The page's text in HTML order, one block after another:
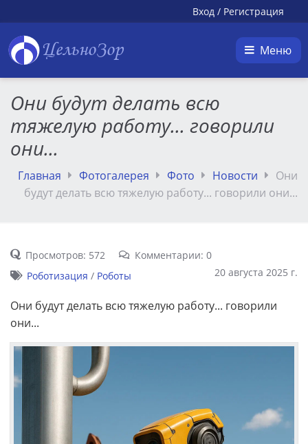
Вход / Регистрация
ЦельноЗор Меню
Они будут делать всю
тяжелую работу... говорили
они...
Главная Фотогалерея Фото Новости
Они
будут делать всю тяжелую работу... говорили они...
Просмотров: 572
Комментарии: 0
20 августа 2025 г.
Роботизация / Роботы
Они будут делать всю тяжелую работу... говорили
они...